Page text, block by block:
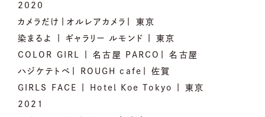
2020
カメラだけ|オルレアカメラ| 東京
染まるよ | ギャラリー ルモンド | 東京
COLOR GIRL | 名古屋 PARCO| 名古屋
ハジケテトベ| ROUGH cafe| 佐賀
GIRLS FACE | Hotel Koe Tokyo | 東京
2021